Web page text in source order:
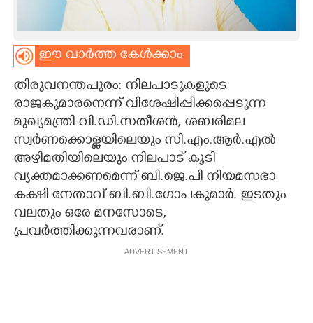
CARTOONS
LITERATURE
ZOOM
CONTACT US
ഈ വാർത്ത കേൾക്കാം
തിരുവനന്തപുരം: നിലപാടുകളുടെ
രാജകുമാരനെന്ന് വിശേഷിപ്പിക്കപ്പെടുന്ന
മുഖ്യമന്ത്രി വി.ഡി.സതീശൻ, ശബരിമല
സ്വർണക്കൊള്ളയിലെയും സി.എം.ആർ.എൽ
അഴിമതിയിലെയും നിലപാട് കൂടി
വ്യക്തമാക്കണമെന്ന് ബി.ജെ.പി നിയമസഭാ
കക്ഷി നേതാവ് ബി.ബി.ഗോപകുമാർ. ഇടതും
വലതും ഒരേ മനസോടെ,
പ്രവർത്തിക്കുന്നവരാണ്.
ADVERTISEMENT